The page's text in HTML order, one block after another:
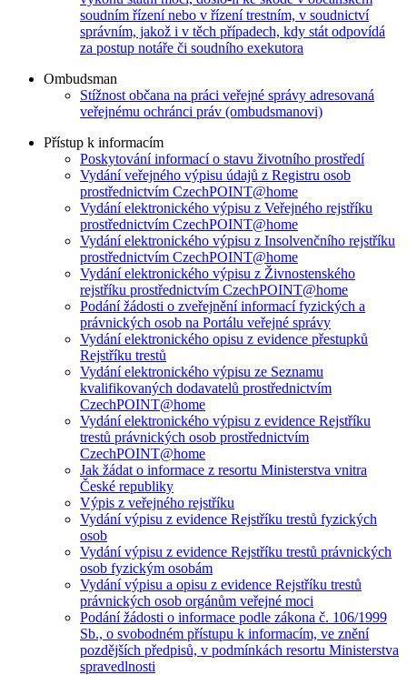
soudním řízení nebo v řízení trestním, v soudnictví
správním, jakož i v těch případech, kdy stát odpovídá
za postup notáře či soudního exekutora
Ombudsman
Stížnost občana na práci veřejné správy adresovaná
veřejnému ochránci práv (ombudsmanovi)
Přístup k informacím
Poskytování informací o stavu životního prostředí
Vydání veřejného výpisu údajů z Registru osob
prostřednictvím CzechPOINT@home
Vydání elektronického výpisu z Veřejného rejstříku
prostřednictvím CzechPOINT@home
Vydání elektronického výpisu z Insolvenčního rejstříku
prostřednictvím CzechPOINT@home
Vydání elektronického výpisu z Živnostenského
rejstříku prostřednictvím CzechPOINT@home
Podání žádosti o zveřejnění informací fyzických a
právnických osob na Portálu veřejné správy
Vydání elektronického opisu z evidence přestupků
Rejstříku trestů
Vydání elektronického výpisu ze Seznamu
kvalifikovaných dodavatelů prostřednictvím
CzechPOINT@home
Vydání elektronického výpisu z evidence Rejstříku
trestů právnických osob prostřednictvím
CzechPOINT@home
Jak žádat o informace z resortu Ministerstva vnitra
České republiky
Výpis z veřejného rejstříku
Vydání výpisu z evidence Rejstříku trestů fyzických
osob
Vydání výpisu z evidence Rejstříku trestů právnických
osob fyzickým osobám
Vydání výpisu a opisu z evidence Rejstříku trestů
právnických osob orgánům veřejné moci
Podání žádosti o informace podle zákona č. 106/1999
Sb., o svobodném přístupu k informacím, ve znění
pozdějších předpisů, v podmínkách resortu Ministerstva
spravedlnosti